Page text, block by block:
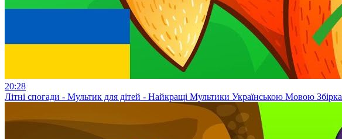
20:28
Літні спогади - Мультик для дітей - Найкращі Мультики Українською Мовою Збірка